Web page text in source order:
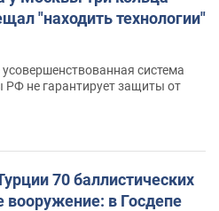
"находить технологии"
система
не гарантирует защиты от
70 баллистических
вооружение: в Госдепе